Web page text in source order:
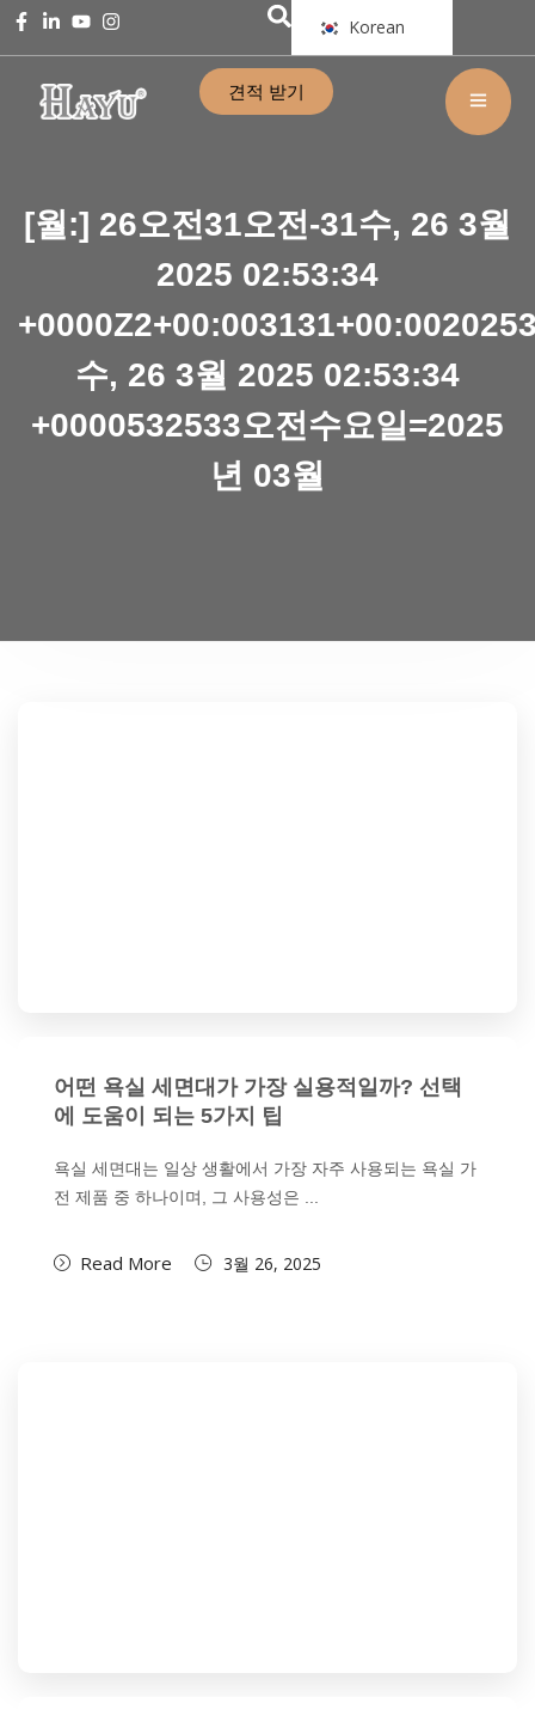
Korean
견적 받기
[월:] 26오전31오전-31수, 26 3월
2025 02:53:34
수, 26 3월 2025 02:53:34
+0000532533오전수요일=2025
년 03월
어떤 욕실 세면대가 가장 실용적일까? 선택
에 도움이 되는 5가지 팁
욕실 세면대는 일상 생활에서 가장 자주 사용되는 욕실 가
전 제품 중 하나이며, 그 사용성은 ...
Read More 3월 26, 2025